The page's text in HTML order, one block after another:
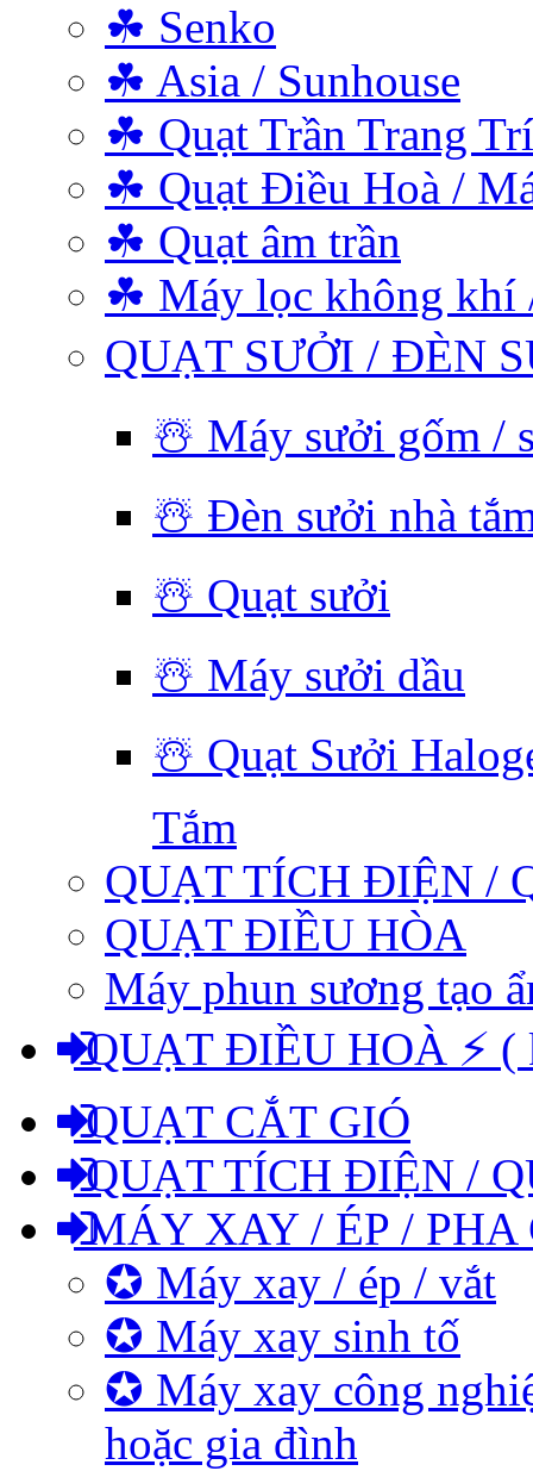
☘ Senko
☘ Asia / Sunhouse
☘ Quạt Trần Trang Trí
☘ Quạt Điều Hoà /
☘ Quạt âm trần
☘ Máy lọc không khí
QUẠT SƯỞI / ĐÈN
☃️ Máy sưởi gốm /
☃️ Đèn sưởi nhà
☃️ Quạt sưởi
☃️ Máy sưởi dầu
☃️ Quạt Sưởi
Tắm
QUẠT TÍCH ĐIỆN /
QUẠT ĐIỀU HÒA
Máy phun sương tạo
QUẠT ĐIỀU HOÀ ⚡ (
QUẠT CẮT GIÓ
QUẠT TÍCH ĐIỆN /
MÁY XAY / ÉP / PHA
✪ Máy xay / ép / vắt
✪ Máy xay sinh tố
✪ Máy xay công
hoặc gia đình